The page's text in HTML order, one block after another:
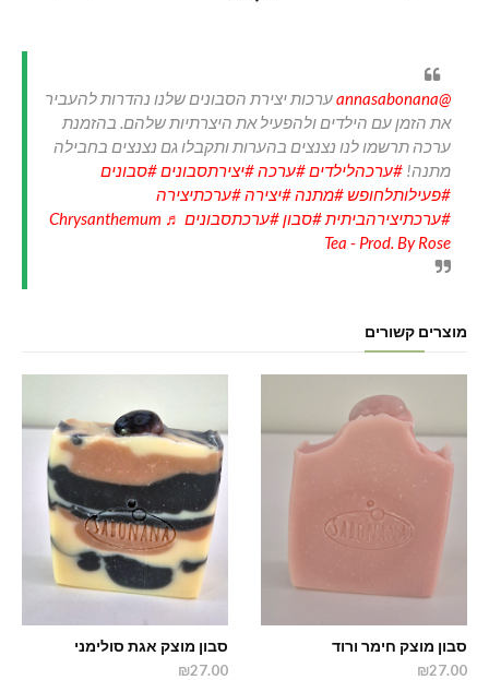
@annasabonana
ערכות יצירת הסבונים שלנו נהדרות להעביר
את הזמן עם הילדים ולהפעיל את היצרתיות שלהם. בהזמנת
ערכה תרשמו לנו נצנצים בהערות ותקבלו גם נצנצים בחבילה
מתנה! #ערכהלילדים #ערכה #יצירתסבונים #סבונים
#פעילותלחופש #מתנה #יצירה #ערכתיצירה
#ערכתיצירהביתית #סבון #ערכתסבונים
♬ Chrysanthemum
Tea - Prod. By Rose
מוצרים קשורים
סבון מוצק אגת סולימני
₪27.00
סבון מוצק חימר ורוד
₪27.00